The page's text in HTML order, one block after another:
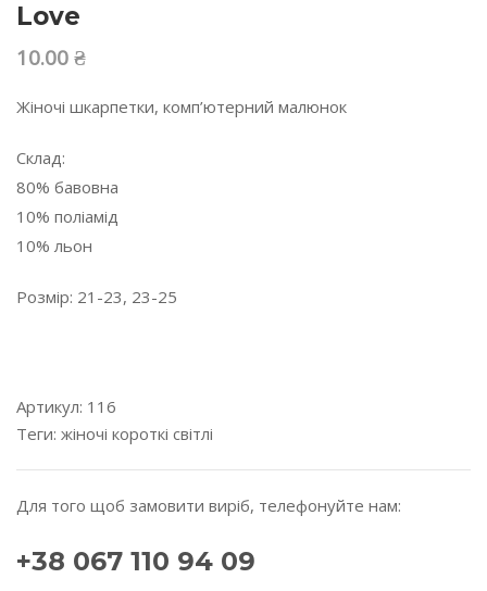
Love
10.00 ₴
Жіночі шкарпетки, комп’ютерний малюнок
Склад:
80% бавовна
10% поліамід
10% льон
Розмір: 21-23, 23-25
Артикул: 116
Теги: жіночі короткі світлі
Для того щоб замовити виріб, телефонуйте нам:
+38 067 110 94 09